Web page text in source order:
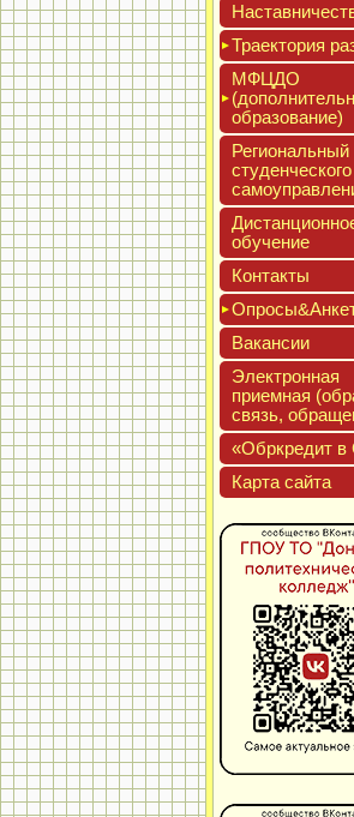
Тра­ек­то­рия
МФЦДО
об­ра­зова­ние)
Реги­ональ­ный
сту­ден­ческо­го
обу­чение
Кон­такты
Вакан­сии
Элек­трон­ная
при­ем­ная
связь,
«Обркре­дит
Кар­та сай­та